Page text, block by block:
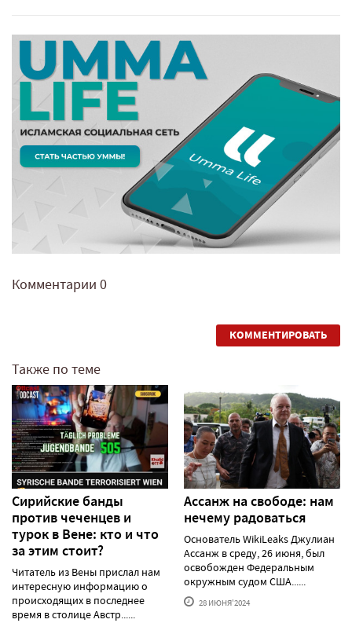
Комментарии 0
КОММЕНТИРОВАТЬ
Также по теме
Сирийские банды
против чеченцев и
турок в Вене: кто и что
за этим стоит?
Читатель из Вены прислал нам
интересную информацию о
происходящих в последнее
время в столице Австр......
Ассанж на свободе: нам
нечему радоваться
Основатель WikiLeaks Джулиан
Ассанж в среду, 26 июня, был
освобожден Федеральным
окружным судом США......
28 ИЮНЯ'2024